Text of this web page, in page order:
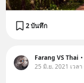
2 บันทึก
Farang VS Thai •
25 มิ.ย. 2021 เวล